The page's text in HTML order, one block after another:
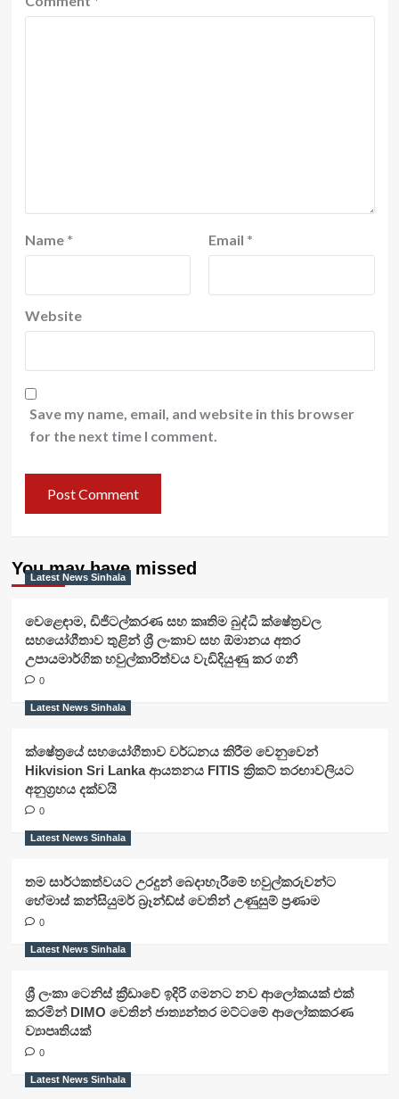
Name * Email *
Website
Save my name, email, and website in this browser
for the next time I comment.
You may have missed
Latest News Sinhala
වෙළෙඳාම, ඩිජිටල්කරණ සහ කෘතිම බුද්ධි ක්ෂේත්‍රවල
සහයෝගීතාව තුළින් ශ්‍රී ලංකාව සහ ඕමානය අතර
උපායමාර්ගික හවුල්කාරිත්වය වැඩිදියුණු කර ගනී
0
Latest News Sinhala
ක්ෂේත්‍රයේ සහයෝගීතාව වර්ධනය කිරීම වෙනුවෙන්
Hikvision Sri Lanka ආයතනය FITIS ක්‍රිකට් තරඟාවලියට
අනුග්‍රහය දක්වයි
0
Latest News Sinhala
තම සාර්ථකත්වයට උරදුන් බෙදාහැරීමේ හවුල්කරුවන්ට
හේමාස් කන්සියුමර් බ්‍රෑන්ඩ්ස් වෙතින් උණුසුම් ප්‍රණාම
0
Latest News Sinhala
ශ්‍රී ලංකා ටෙනිස් ක්‍රීඩාවේ ඉදිරි ගමනට නව ආලෝකයක් එක්
කරමින් DIMO වෙතින් ජාත්‍යන්තර මට්ටමේ ආලෝකකරණ
ව්‍යාපෘතියක්
0
Latest News Sinhala